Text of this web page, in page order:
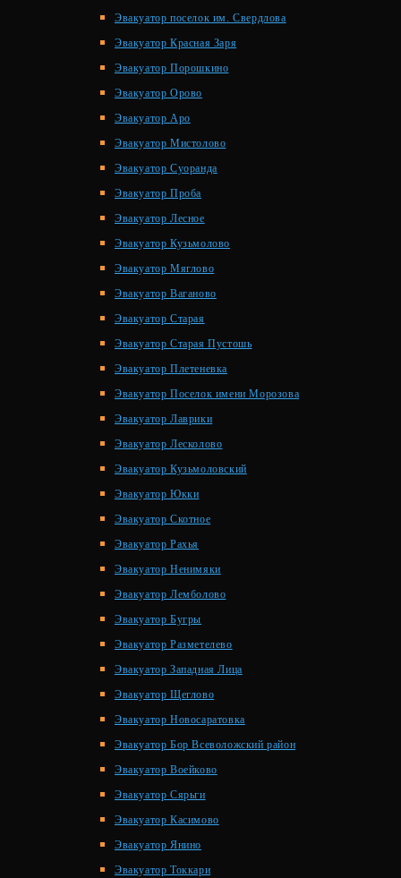
Эвакуатор поселок им. Свердлова
Эвакуатор Красная Заря
Эвакуатор Порошкино
Эвакуатор Орово
Эвакуатор Аро
Эвакуатор Мистолово
Эвакуатор Суоранда
Эвакуатор Проба
Эвакуатор Лесное
Эвакуатор Кузьмолово
Эвакуатор Мяглово
Эвакуатор Ваганово
Эвакуатор Старая
Эвакуатор Старая Пустошь
Эвакуатор Плетеневка
Эвакуатор Поселок имени Морозова
Эвакуатор Лаврики
Эвакуатор Лесколово
Эвакуатор Кузьмоловский
Эвакуатор Юкки
Эвакуатор Скотное
Эвакуатор Рахья
Эвакуатор Ненимяки
Эвакуатор Лемболово
Эвакуатор Бугры
Эвакуатор Разметелево
Эвакуатор Западная Лица
Эвакуатор Щеглово
Эвакуатор Новосаратовка
Эвакуатор Бор Всеволожский район
Эвакуатор Воейково
Эвакуатор Сярьги
Эвакуатор Касимово
Эвакуатор Янино
Эвакуатор Токкари